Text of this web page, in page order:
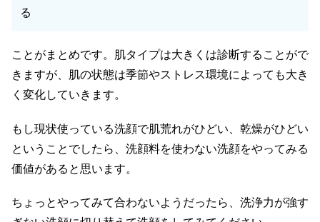
る
ことがまとめです。肌タイプは大きくは診断することがで
きますが、肌の状態は季節やストレス環境によっても大き
く変化していきます。
もし現状使っている洗顔で肌荒れがひどい、乾燥がひどい
ということでしたら、洗顔料を使わない洗顔をやってみる
価値があると思います。
ちょっとやってみて合わないようだったら、洗浄力が強す